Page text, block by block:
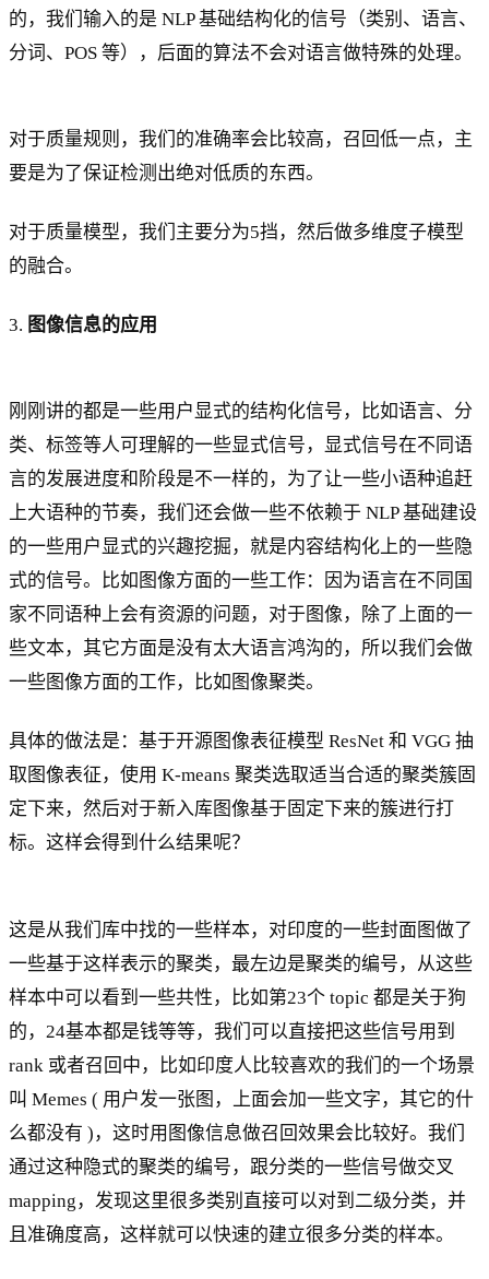
的，我们输入的是 NLP 基础结构化的信号（类别、语言、
分词、POS 等），后面的算法不会对语言做特殊的处理。
对于质量规则，我们的准确率会比较高，召回低一点，主
要是为了保证检测出绝对低质的东西。
对于质量模型，我们主要分为5挡，然后做多维度子模型
的融合。
3. 图像信息的应用
刚刚讲的都是一些用户显式的结构化信号，比如语言、分
类、标签等人可理解的一些显式信号，显式信号在不同语
言的发展进度和阶段是不一样的，为了让一些小语种追赶
上大语种的节奏，我们还会做一些不依赖于 NLP 基础建设
的一些用户显式的兴趣挖掘，就是内容结构化上的一些隐
式的信号。比如图像方面的一些工作：因为语言在不同国
家不同语种上会有资源的问题，对于图像，除了上面的一
些文本，其它方面是没有太大语言鸿沟的，所以我们会做
一些图像方面的工作，比如图像聚类。
具体的做法是：基于开源图像表征模型 ResNet 和 VGG 抽
取图像表征，使用 K-means 聚类选取适当合适的聚类簇固
定下来，然后对于新入库图像基于固定下来的簇进行打
标。这样会得到什么结果呢？
这是从我们库中找的一些样本，对印度的一些封面图做了
一些基于这样表示的聚类，最左边是聚类的编号，从这些
样本中可以看到一些共性，比如第23个 topic 都是关于狗
的，24基本都是钱等等，我们可以直接把这些信号用到
rank 或者召回中，比如印度人比较喜欢的我们的一个场景
叫 Memes ( 用户发一张图，上面会加一些文字，其它的什
么都没有 )，这时用图像信息做召回效果会比较好。我们
通过这种隐式的聚类的编号，跟分类的一些信号做交叉
mapping，发现这里很多类别直接可以对到二级分类，并
且准确度高，这样就可以快速的建立很多分类的样本。